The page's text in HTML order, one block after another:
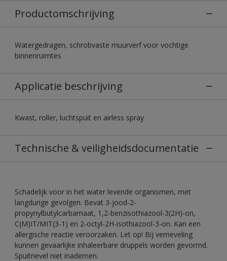
Productomschrijving
Watergedragen, schrobvaste muurverf voor vochtige
binnenruimtes
Applicatie beschrijving
Kwast, roller, luchtspuit en airless spray
Technische & veiligheidsdocumentatie
Schadelijk voor in het water levende organismen, met
langdurige gevolgen. Bevat 3-jood-2-
propynylbutylcarbamaat, 1,2-benzisothiazool-3(2H)-on,
C(M)IT/MIT(3-1) en 2-octyl-2H-isothiazool-3-on. Kan een
allergische reactie veroorzaken. Let op! Bij verneveling
kunnen gevaarlijke inhaleerbare druppels worden gevormd.
Spuitnevel niet inademen.